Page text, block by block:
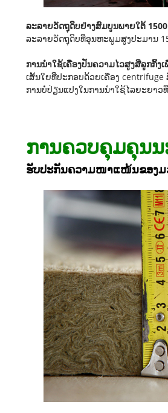
ລະລາຍວັດຖຸດິບຢ່າງສົມບູນພາຍໃຕ້
ລະລາຍວັດຖຸດິບທີ່ອຸນຫະພູມສູງປະມານ
ການນໍາໃຊ້ເຄື່ອງປັ່ນຄວາມໄວສູງສີ່ລູກກິ້
ເສັ້ນໃຍທີ່ປະກອບດ້ວຍເຄື່ອງ
ການບໍ່ປ່ຽນແປງໃນການນຳໃຊ້ໄລຍະຍາວ
ການຄວບຄຸມຄຸນ
ຮັບປະກັນຄວາມໜາແໜ້ນຂອງມ